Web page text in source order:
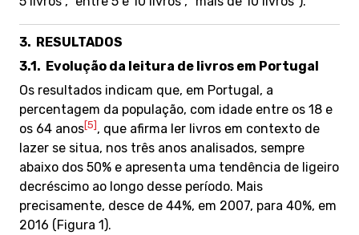
3. RESULTADOS
3.1. Evolução da leitura de livros em Portugal
Os resultados indicam que, em Portugal, a
percentagem da população, com idade entre os 18 e
os 64 anos[5] , que afirma ler livros em contexto de
lazer se situa, nos três anos analisados, sempre
abaixo dos 50% e apresenta uma tendência de ligeiro
decréscimo ao longo desse período. Mais
precisamente, desce de 44%, em 2007, para 40%, em
2016 (Figura 1).